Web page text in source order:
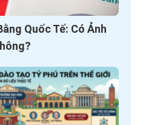
Quốc Tế: Có Ảnh